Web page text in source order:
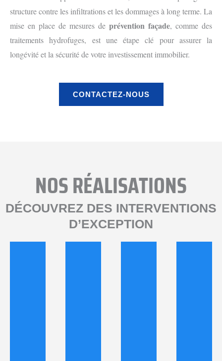
structure contre les infiltrations et les dommages à long terme. La
mise en place de mesures de prévention façade, comme des
traitements hydrofuges, est une étape clé pour assurer la
longévité et la sécurité de votre investissement immobilier.
CONTACTEZ-NOUS
NOS RÉALISATIONS
DÉCOUVREZ DES INTERVENTIONS
D’EXCEPTION